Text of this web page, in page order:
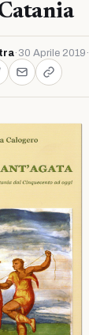
· 30 Aprile 2019 ·